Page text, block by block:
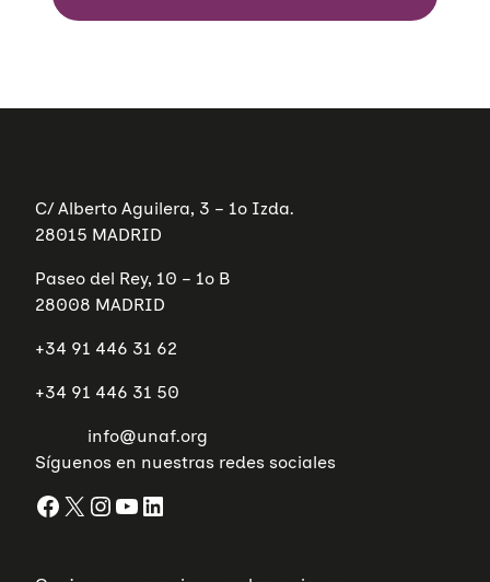
C/ Alberto Aguilera, 3 – 1º Izda.
28015 MADRID
Paseo del Rey, 10 – 1º B
28008 MADRID
+34 91 446 31 62
+34 91 446 31 50
info@unaf.org
Síguenos en nuestras redes sociales
Facebook X InstagramYouTube LinkedIn